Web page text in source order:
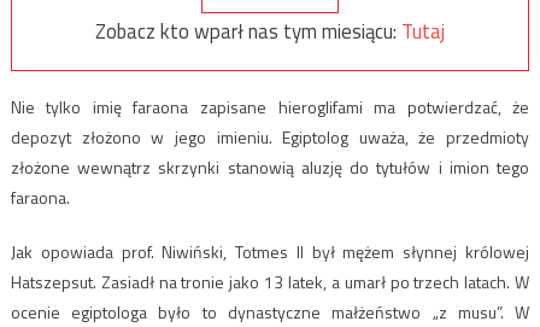
Zobacz kto wparł nas tym miesiącu: Tutaj
Nie tylko imię faraona zapisane hieroglifami ma potwierdzać, że
depozyt złożono w jego imieniu. Egiptolog uważa, że przedmioty
złożone wewnątrz skrzynki stanowią aluzję do tytułów i imion tego
faraona.
Jak opowiada prof. Niwiński, Totmes II był mężem słynnej królowej
Hatszepsut. Zasiadł na tronie jako 13 latek, a umarł po trzech latach. W
ocenie egiptologa było to dynastyczne małżeństwo „z musu”. W